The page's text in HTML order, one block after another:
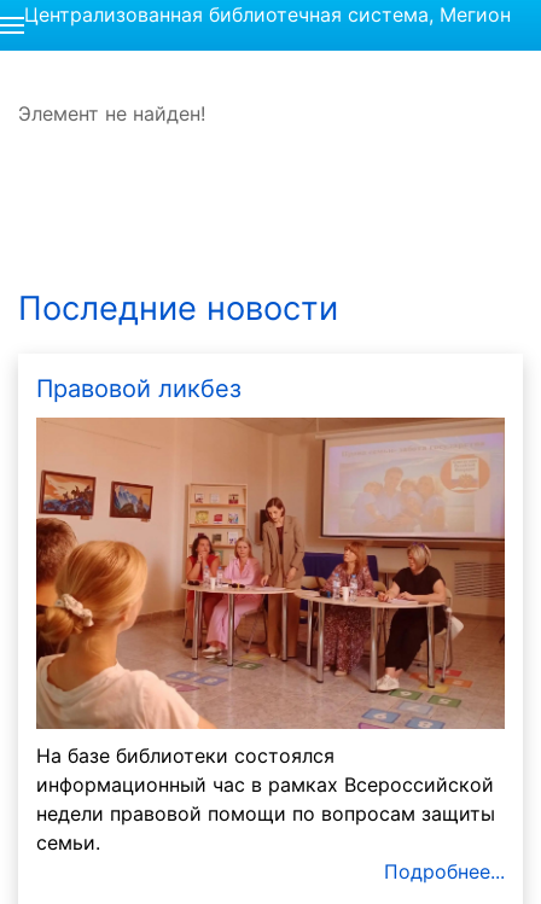
Централизованная библиотечная система, Мегион
Элемент не найден!
Последние новости
Правовой ликбез
На базе библиотеки состоялся
информационный час в рамках Всероссийской
недели правовой помощи по вопросам защиты
семьи.
Подробнее...